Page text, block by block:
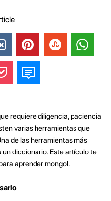
requiere diligencia, paciencia
varias herramientas que
de las herramientas más
diccionario. Este artículo te
aprender mongol.